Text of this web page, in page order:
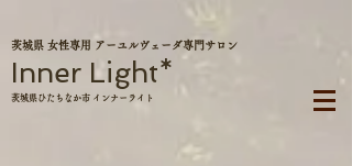
茨城県 女性専用 アーユルヴェーダ専門サロン
Inner Light*
茨城県ひたちなか市 インナーライト